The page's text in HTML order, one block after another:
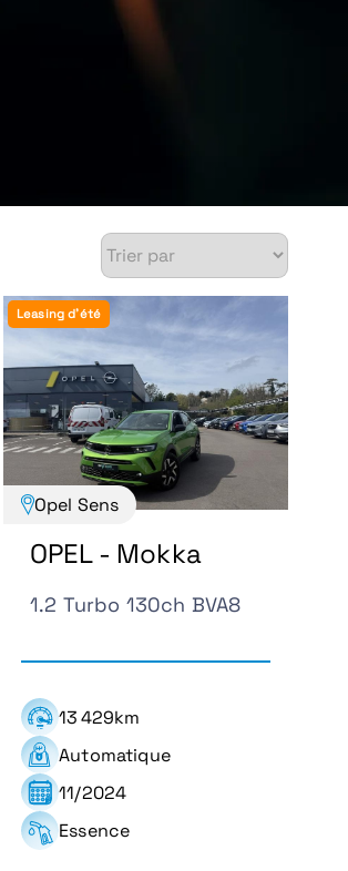
Leasing d'été
Opel Sens
OPEL - Mokka
1.2 Turbo 130ch BVA8
13 429km
Automatique
11/2024
Essence